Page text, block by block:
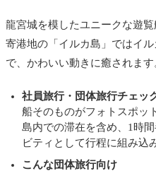
龍宮城を模したユニークな遊覧
寄港地の「イルカ島」ではイ
で、かわいい動きに癒されます
社員旅行・ 団体旅行チェッ
船そのものがフォトスポッ
島内での滞在を含め、1時
ビティとして行程に組み込
こんな団体旅行向け